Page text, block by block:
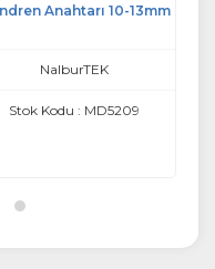
Anahtarı 10-13mm
NalburTEK
Stok Kodu : MD5209